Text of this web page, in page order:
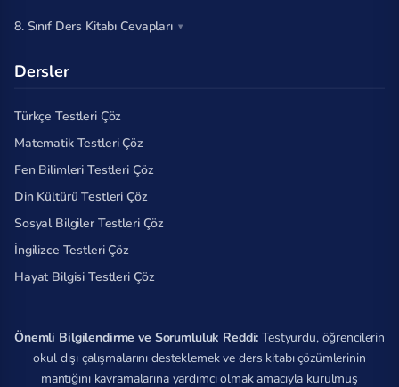
8. Sınıf Ders Kitabı Cevapları
Dersler
Türkçe Testleri Çöz
Matematik Testleri Çöz
Fen Bilimleri Testleri Çöz
Din Kültürü Testleri Çöz
Sosyal Bilgiler Testleri Çöz
İngilizce Testleri Çöz
Hayat Bilgisi Testleri Çöz
Önemli Bilgilendirme ve Sorumluluk Reddi: Testyurdu, öğrencilerin
okul dışı çalışmalarını desteklemek ve ders kitabı çözümlerinin
mantığını kavramalarına yardımcı olmak amacıyla kurulmuş